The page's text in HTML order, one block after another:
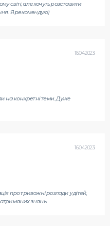
світі, але хочуть розставити
Я рекомендую)
16.04.2023
на конкретні теми. Дуже
16.04.2023
про тривожні розлади у дітей,
знань.